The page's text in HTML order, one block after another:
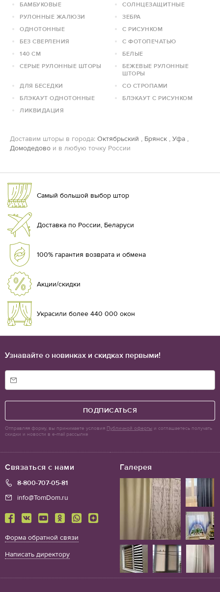
БАМБУКОВЫЕ
СОЛНЦЕЗАЩИТНЫЕ
РУЛОННЫЕ ЖАЛЮЗИ
ЗЕБРА
ОДНОТОННЫЕ
С РИСУНКОМ
БЕЗ СВЕРЛЕНИЯ
С ФОТОПЕЧАТЬЮ
140 СМ
БЕЛЫЕ
СЕРЫЕ РУЛОННЫЕ ШТОРЫ
БЕЖЕВЫЕ РУЛОННЫЕ
ШТОРЫ
ДЛЯ БЕСЕДКИ
СО СТРОПАМИ
БЛЭКАУТ ОДНОТОННЫЕ
БЛЭКАУТ С РИСУНКОМ
ЛИКВИДАЦИЯ
Доставим шторы в города: Октябрьский , Брянск , Уфа ,
Домодедово и в любую точку России
Самый большой выбор штор
Доставка по России, Беларуси
100% гарантия возврата и обмена
Акции/скидки
Украсили более 440 000 окон
Галерея
Связаться с нами
8-800-707-05-81
info@TomDom.ru
Форма обратной связи
Написать директору
Узнавайте о новинках и скидках первыми!
ПОДПИСАТЬСЯ
Отправляя форму, вы принимаете условия Публичной оферты и соглашаетесь получать
скидки и новости в e-mail рассылке